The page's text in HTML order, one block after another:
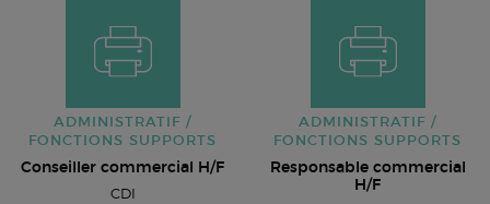
ADMINISTRATIF /
FONCTIONS SUPPORTS
Conseiller commercial H/F
CDI
ADMINISTRATIF /
FONCTIONS SUPPORTS
Responsable commercial
H/F